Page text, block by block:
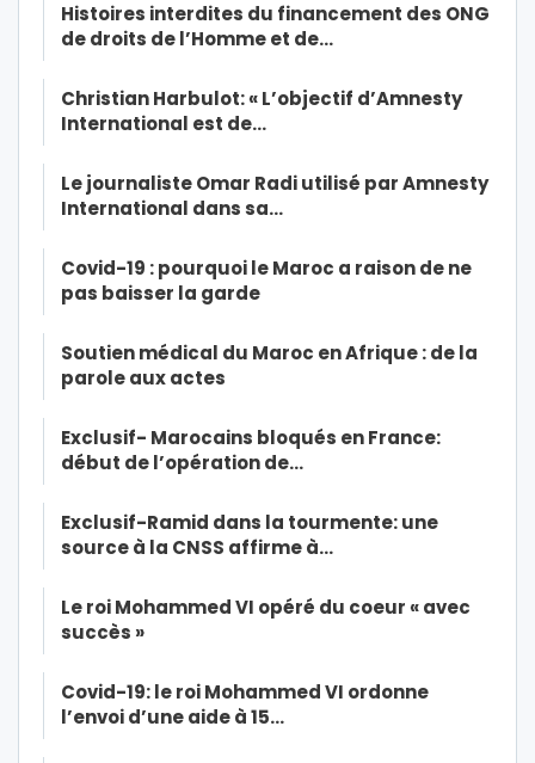
Histoires interdites du financement des ONG
de droits de l’Homme et de…
Christian Harbulot: « L’objectif d’Amnesty
International est de…
Le journaliste Omar Radi utilisé par Amnesty
International dans sa…
Covid-19 : pourquoi le Maroc a raison de ne
pas baisser la garde
Soutien médical du Maroc en Afrique : de la
parole aux actes
Exclusif- Marocains bloqués en France:
début de l’opération de…
Exclusif-Ramid dans la tourmente: une
source à la CNSS affirme à…
Le roi Mohammed VI opéré du coeur « avec
succès »
Covid-19: le roi Mohammed VI ordonne
l’envoi d’une aide à 15…